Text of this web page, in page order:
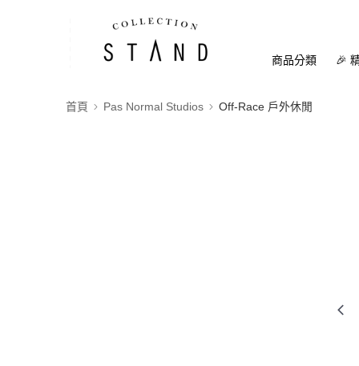
商品分類 🎉
首頁 Pas Normal Studios Off-Race 戶外休閒